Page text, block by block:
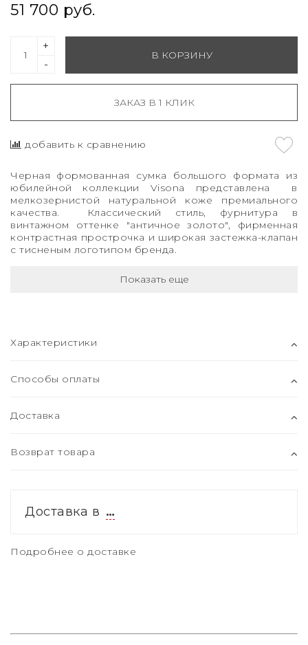
51 700 руб.
-
+
В КОРЗИНУ
ЗАКАЗ В 1 КЛИК
добавить к сравнению
Черная формованная сумка большого формата из
юбилейной коллекции Visona представлена в
мелкозернистой натуральной коже премиального
качества. Классический стиль, фурнитура в
винтажном оттенке "античное золото", фирменная
контрастная прострочка и широкая застежка-клапан
с тисненым логотипом бренда.
Показать еще
Характеристики
Способы оплаты
Доставка
Возврат товара
Доставка в …
Подробнее о доставке